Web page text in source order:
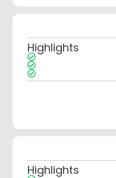
Highlights
Highlights